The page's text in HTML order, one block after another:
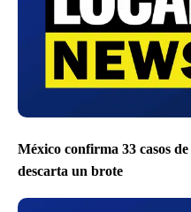
México confirma 33 casos
descarta un brote